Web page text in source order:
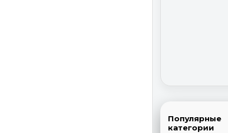
Популярные
категории